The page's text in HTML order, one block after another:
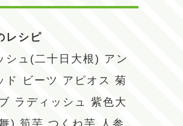
レシピ
シュ(二十日大根) アン
ド
ビーツ アピオス 菊
ラディッシュ
紫色大
) 筍芋 つくね芋
人参